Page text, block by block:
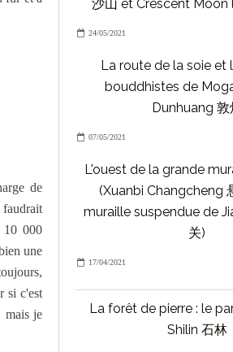
de
faudrait
10 000
une
si c'est
mais je
沙山 et Crescent Moon
24/05/2021
La route de la soie et
bouddhistes de
Dunhuang 敦
07/05/2021
L'ouest de la grande
(Xuanbi Changcheng
muraille suspendue de
关)
17/04/2021
La forêt de pierre : le
Shilin 石林